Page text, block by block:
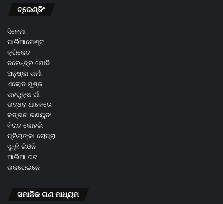
ଟ୍ରେଣ୍ଡିଂ
ସିନେମା
ପାର୍ଲିଆମେଣ୍ଟ
କ୍ରିକେଟ
ନରେନ୍ଦ୍ର ମୋଦି
ଅନୁଷ୍କା ଶର୍ମା
ଏଲୋନ ମୁଷ୍କ
ଶହରୁକ୍ଷ ଖାଁ
ଉଦ୍ଧବ ଥାକେରେ
କଙ୍ଗନା ରଣୟୁତଂ
ବିରାଟ କୋହଲି
ପ୍ରିୟଙ୍କା ଚୋପ୍ରା
ସୁନ୍ନି ଲିଓନି
ଆଲିଆ ଭଟ
ଉକରେଇନେ
ସମାଜିକ ଗଣ ମାଧ୍ୟମ